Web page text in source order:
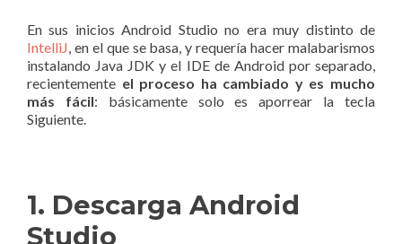
En sus inicios Android Studio no era muy distinto de
IntelliJ, en el que se basa, y requería hacer malabarismos
instalando Java JDK y el IDE de Android por separado,
recientemente el proceso ha cambiado y es mucho
más fácil: básicamente solo es aporrear la tecla
Siguiente.
1. Descarga Android
Studio